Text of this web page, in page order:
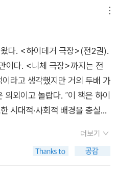
네. _ 플라톤, <테아이테토스>
은 그 사람에게는 참도 거짓도
에게만 참입니다. '정견'을 '이
다. 그러나 이성의 개념은 발
)는 [정견] 인식= 인식에 의
다. 가능하지 않는 정의입니다.
정견도 인식일수는 없을 겁니
될 수 있는 것이면서 판단될
는 선악善惡이 필연적으로 존
닌 주술적인 힘이 여러 재앙으
힘을 가진 동물 그림을 집에
믿었다. _ 윤열수, <민화1> ,
(長壽)와 행복(幸福)이지만,
도 민화의 한 장르임을 이번에
정혜의 <조선시대 사가기록화,
한 순간들>는 양반들의 사가
서 사가기록화는 민화의 일
그은 인물들은 '하이데거 극
거 사상의 넓이와 깊이를 반증
>에서는 하이데거의 인생을
. 저자는 1편에서는 <존재와 시
를 중심으로 그의 사상을 보
지는 하이데거의 용어들은 일단
'존재자' 그리고 '현존'만 간단하
현존재의 근본 구조를 분석하
인'을 거쳐 이제 '내 존재'에 이
-내-존재로 존재하는 현존재
다. <하이데거 극장>(전2권).
지는 전
라고 생각했지만 거의 두배 가
외이고 놀랍다. ˝이 책은 하이
시대적·사회적 배경을 충실히
을 치듯 촘촘히 직조해낸다.
도 없이, 오직 존재의 신비에
더보기